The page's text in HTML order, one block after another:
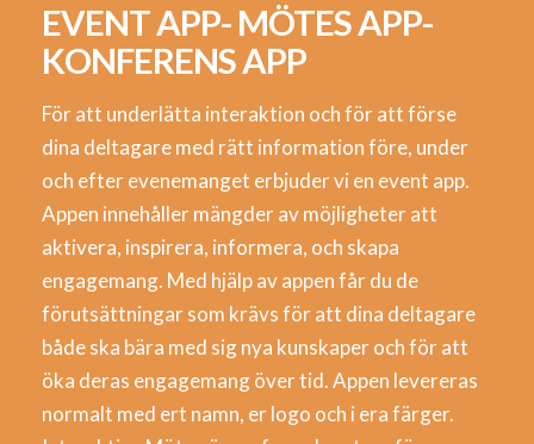
EVENT APP- MÖTES APP-
KONFERENS APP
För att underlätta interaktion och för att förse
dina deltagare med rätt information före, under
och efter evenemanget erbjuder vi en event app.
Appen innehåller mängder av möjligheter att
aktivera, inspirera, informera, och skapa
engagemang. Med hjälp av appen får du de
förutsättningar som krävs för att dina deltagare
både ska bära med sig nya kunskaper och för att
öka deras engagemang över tid. Appen levereras
normalt med ert namn, er logo och i era färger.